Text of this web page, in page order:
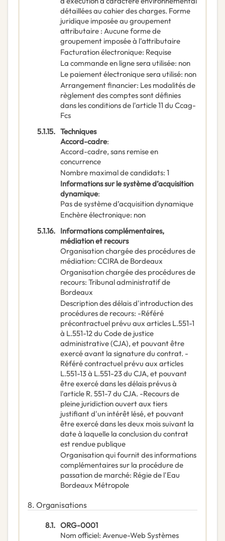
détaillées au cahier des charges. Forme
juridique imposée au groupement
attributaire : Aucune forme de
groupement imposée à l'attributaire
Facturation électronique: Requise
La commande en ligne sera utilisée: non
Le paiement électronique sera utilisé: non
Arrangement financier: Les modalités de
règlement des comptes sont définies
dans les conditions de l'article 11 du Ccag-
Fcs
5.1.15. Techniques
Accord-cadre:
Accord-cadre, sans remise en
concurrence
Nombre maximal de candidats: 1
Informations sur le système d’acquisition
dynamique:
Pas de système d’acquisition dynamique
Enchère électronique: non
5.1.16. Informations complémentaires,
médiation et recours
Organisation chargée des procédures de
médiation: CCIRA de Bordeaux
Organisation chargée des procédures de
recours: Tribunal administratif de
Bordeaux
Description des délais d'introduction des
procédures de recours: -Référé
précontractuel prévu aux articles L.551-1
à L.551-12 du Code de justice
administrative (CJA), et pouvant être
exercé avant la signature du contrat. -
Référé contractuel prévu aux articles
L.551-13 à L.551-23 du CJA, et pouvant
être exercé dans les délais prévus à
l'article R. 551-7 du CJA. -Recours de
pleine juridiction ouvert aux tiers
justifiant d'un intérêt lésé, et pouvant
être exercé dans les deux mois suivant la
date à laquelle la conclusion du contrat
est rendue publique
Organisation qui fournit des informations
complémentaires sur la procédure de
passation de marché: Régie de l'Eau
Bordeaux Métropole
8. Organisations
8.1. ORG-0001
Nom officiel: Avenue-Web Systèmes